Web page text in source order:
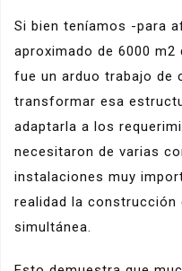
Si bien teníamos -para
aproximado de 6000
fue un arduo trabajo de
transformar esa
adaptarla a los
necesitaron de varias
instalaciones muy
realidad la
simultánea.